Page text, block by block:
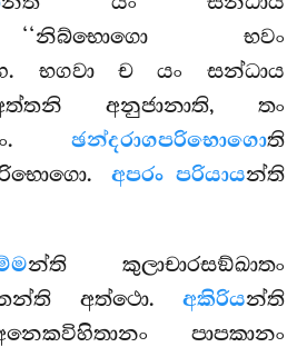
භවං
භගවා ච යං සන්ධාය
අනුජානාති, තං
ඡන්දරාගපරිභොගොති
අපරං පරියායන්ති
න්ති කුලාචාරසඞ්ඛාතං
අත්ථො. අකිරියන්ති
පාපකානං